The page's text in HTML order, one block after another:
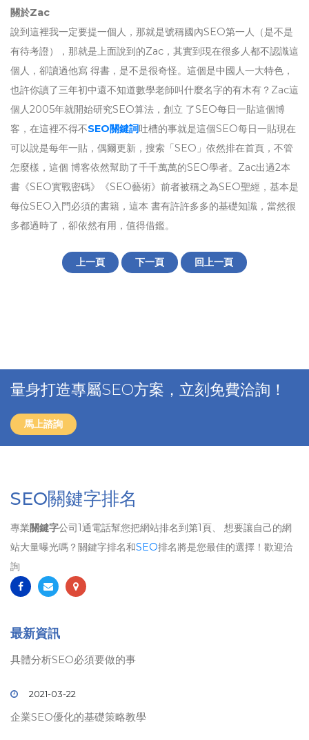
關於Zac
說到這裡我一定要提一個人，那就是號稱國內SEO第一人（是不是
有待考證），那就是上面說到的Zac，其實到現在很多人都不認識這
個人，卻讀過他寫 得書，是不是很奇怪。這個是中國人一大特色，
也許你讀了三年初中還不知道數學老師叫什麼名字的有木有？Zac這
個人2005年就開始研究SEO算法，創立 了SEO每日一貼這個博
客，在這裡不得不SEO關鍵詞吐槽的事就是這個SEO每日一貼現在
可以說是每年一貼，偶爾更新，搜索「SEO」依然排在首頁，不管
怎麼樣，這個 博客依然幫助了千千萬萬的SEO學者。Zac出過2本
書《SEO實戰密碼》《SEO藝術》前者被稱之為SEO聖經，基本是
每位SEO入門必須的書籍，這本 書有許許多多的基礎知識，當然很
多都過時了，卻依然有用，值得借鑑。
上一頁 下一頁 回上一頁
量身打造專屬SEO方案，立刻免費洽詢！
馬上諮詢
SEO關鍵字排名
專業關鍵字公司1通電話幫您把網站排名到第1頁、 想要讓自己的網
站大量曝光嗎？關鍵字排名和SEO排名將是您最佳的選擇！歡迎洽
詢
最新資訊
具體分析SEO必須要做的事
2021-03-22
企業SEO優化的基礎策略教學